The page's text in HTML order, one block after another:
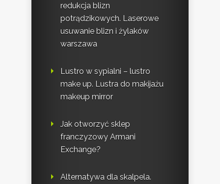
redukcja blizn
potrądzikowych. Laserowe
usuwanie blizn i żylaków
warszawa
Lustro w sypialni – lustro
make up. Lustra do makijażu
makeup mirror
Jak otworzyć sklep
franczyzowy Armani
Exchange?
Alternatywa dla skalpela.